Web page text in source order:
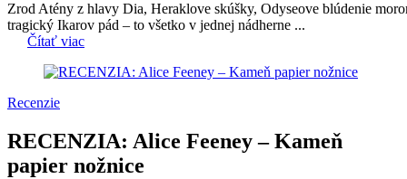
Zrod Atény z hlavy Dia, Heraklove skúšky, Odyseove blúdenie
tragický Ikarov pád – to všetko v jednej nádherne ...
Čítať viac
Recenzie
RECENZIA: Alice Feeney – Kameň
papier nožnice